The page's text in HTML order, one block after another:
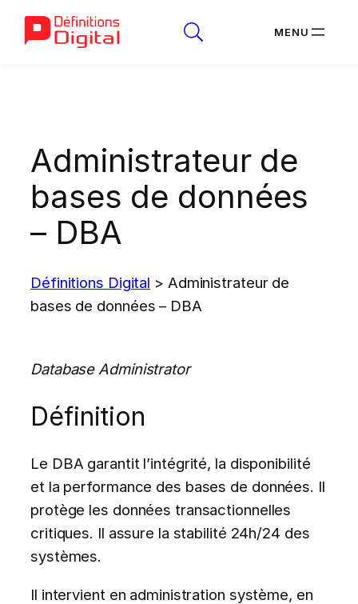
Administrateur de
bases de données
– DBA
Définitions Digital > Administrateur de
bases de données – DBA
Database Administrator
Définition
Le DBA garantit l’intégrité, la disponibilité
et la performance des bases de données. Il
protège les données transactionnelles
critiques. Il assure la stabilité 24h/24 des
systèmes.
Il intervient en administration système, en